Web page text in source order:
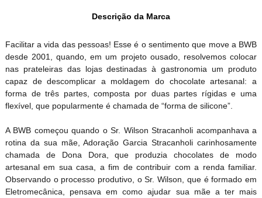
Descrição da Marca
Facilitar a vida das pessoas! Esse é o sentimento que move a BWB
desde 2001, quando, em um projeto ousado, resolvemos colocar
nas prateleiras das lojas destinadas à gastronomia um produto
capaz de descomplicar a moldagem do chocolate artesanal: a
forma de três partes, composta por duas partes rígidas e uma
flexível, que popularmente é chamada de “forma de silicone”.
A BWB começou quando o Sr. Wilson Stracanholi acompanhava a
rotina da sua mãe, Adoração Garcia Stracanholi carinhosamente
chamada de Dona Dora, que produzia chocolates de modo
artesanal em sua casa, a fim de contribuir com a renda familiar.
Observando o processo produtivo, o Sr. Wilson, que é formado em
Eletromecânica, pensava em como ajudar sua mãe a ter mais